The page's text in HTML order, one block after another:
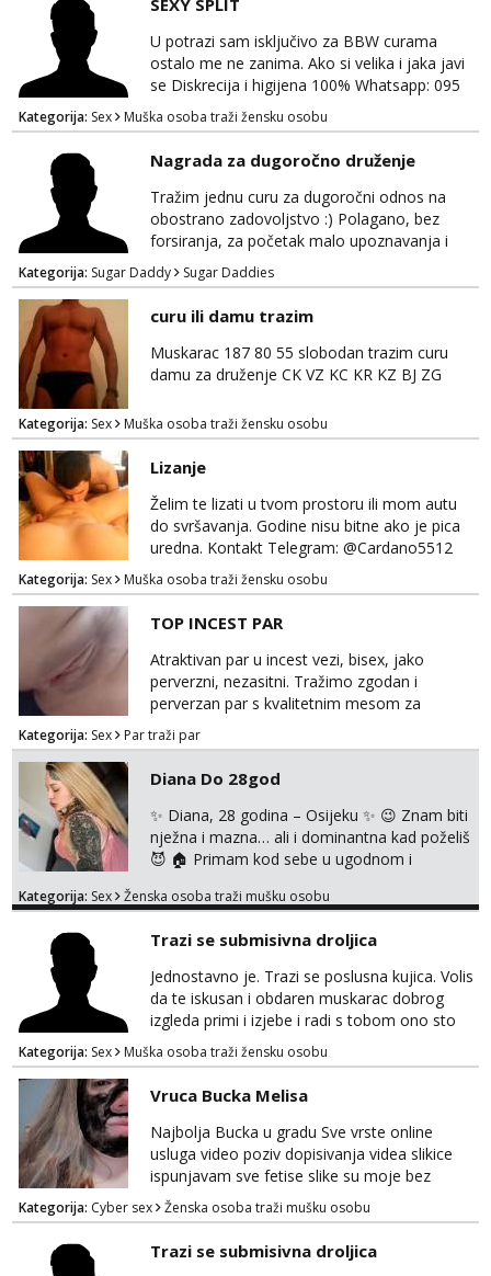
Obavijesti me kada se oslobodi
Monika
Tel: 064/677-677
- Kod: #133
Vanesa
Čekam tvoj poziv!
Tel:064/677-677- Kod: #74
tel:0,93€ - mob:1,12€ min
Ivančica
tel:0,93€ - mob:1,12€ min
Čekam tvoj poziv!
tel:0,93€ - mob:1,12€ min
Anđela
Čekam tvoj poziv!
tel:0,93€ - mob:1,12€ min
SEXY SPLIT
U potrazi sam isključivo za BBW curama
ostalo me ne zanima. Ako si velika i jaka javi
se Diskrecija i higijena 100% Whatsapp: 095
769 4920
Kategorija: Sex Muška osoba traži žensku osobu
Nagrada za dugoročno druženje
Tražim jednu curu za dugoročni odnos na
obostrano zadovoljstvo :) Polagano, bez
forsiranja, za početak malo upoznavanja i
dogovor kroz dopisivanje. Očekujem i nudim
diskreciju - nisam oženjen niti zauzet, nego
jednostavno tako preferiram. 30 godina
imam. Javite se mail, pozz ;)
Kategorija: Sugar Daddy Sugar Daddies
curu ili damu trazim
Muskarac 187 80 55 slobodan trazim curu
damu za druženje CK VZ KC KR KZ BJ ZG
Kategorija: Sex Muška osoba traži žensku osobu
Lizanje
Želim te lizati u tvom prostoru ili mom autu
do svršavanja. Godine nisu bitne ako je pica
uredna. Kontakt Telegram: @Cardano5512
Email: myjohny15@protonmail.com
Kategorija: Sex Muška osoba traži žensku osobu
TOP INCEST PAR
Atraktivan par u incest vezi, bisex, jako
perverzni, nezasitni. Tražimo zgodan i
perverzan par s kvalitetnim mesom za
uživanje u svim vrstama seksa. Diskrecija
obavezna. Samo ozbiljne ponude preko
Whats appa na broj 091 591 3523.
Kategorija: Sex Par traži par
Diana Do 28god
✨ Diana, 28 godina – Osijeku ✨ 😉 Znam biti
nježna i mazna… ali i dominantna kad poželiš
😈 🏠 Primam kod sebe u ugodnom i
atmosfera, dobra energija i nezaboravan
pušenje bez zaštite 🖤 erotsko rublje 🍑
analno uz nadoplatu 💦 svršavanje po tijelu ⛓️
strap on service 👠 dominacija, šamaranje i
kinky igrice ...
Kategorija: Sex Ženska osoba traži mušku osobu
Trazi se submisivna droljica
Jednostavno je. Trazi se poslusna kujica. Volis
da te iskusan i obdaren muskarac dobrog
izgleda primi i izjebe i radi s tobom ono sto
on zeli raditi. Cura si van okvira,kinky i
poslusna. Idealno 25 godina max okvirno 40.
Nikakve umisljene femy ko fol ljepotice me ne
interesiraju. Stop pederima i slicnima. Stop
bonovima i slicne gluposti. Javi se sa slikom i
ukratko o sebi na: naal_naal@yahoo...
Kategorija: Sex Muška osoba traži žensku osobu
Vruca Bucka Melisa
Najbolja Bucka u gradu Sve vrste online
usluga video poziv dopisivanja videa slikice
ispunjavam sve fetise slike su moje bez
neugodnih iznenađenja javiti se na wap:
+385998702942
Kategorija: Cyber sex Ženska osoba traži mušku osobu
Trazi se submisivna droljica